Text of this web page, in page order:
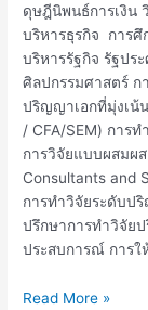
ดุษฎีนิพนธ์การเงิน
บริหารธุรกิจ การ
บริหารรัฐกิจ รัฐปร
ศิลปกรรมศาสตร์ ก
ปริญญาเอกที่มุ่งเน้
/ CFA/SEM) การ
การวิจัยแบบผสมผ
Consultants and
การทำวิจัยระดับป
ปรึกษาการทำวิจัย
ประสบการณ์ การ
Read More »